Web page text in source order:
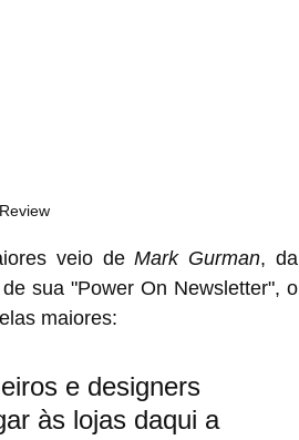
Pro‌ ainda maiores veio de Mark Gurman
sua "Power On Newsletter", o
maiores:
e designers
às lojas daqui a